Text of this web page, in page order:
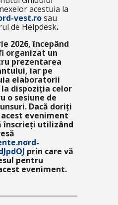
acestuia la
vest.rosau
de Helpdesk.
2026, începând
organizat un
prezentarea
iar pe
elaboratorii
dispoziția celor
o sesiune de
Dacă doriți
eveniment
înscrieți utilizând
prin care vă
pentru
eveniment.